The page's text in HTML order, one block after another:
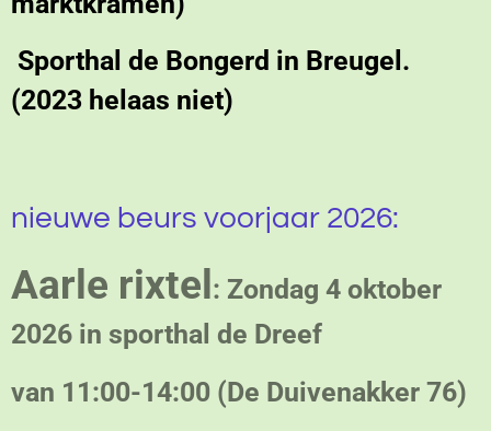
Sporthal de Bongerd in Breugel.
(2023 helaas niet)
nieuwe beurs voorjaar 2026:
Aarle rixtel : Zondag 4 oktober
2026 in sporthal de Dreef
van 11:00-14:00 (De Duivenakker 76)